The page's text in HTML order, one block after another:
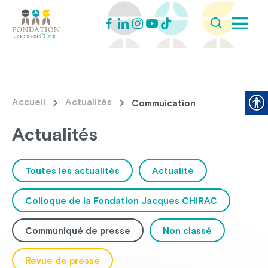
Accueil Actualités Commuication
Actualités
Toutes les actualités Actualité
Colloque de la Fondation Jacques CHIRAC
Communiqué de presse Non classé
Revue de presse